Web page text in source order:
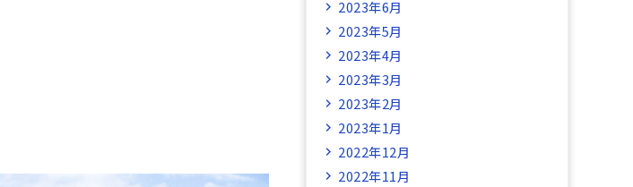
2023年6月
2023年5月
2023年4月
2023年3月
2023年2月
2023年1月
2022年12月
2022年11月